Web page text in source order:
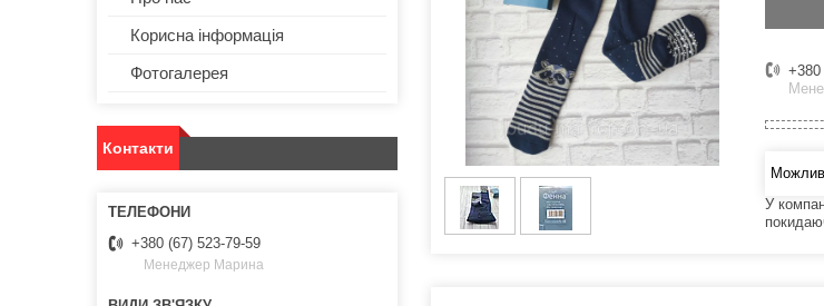
+380
У
Корисна інформація
Фотогалерея
Контакти
+380 (67) 523-79-59
Менеджер Марина